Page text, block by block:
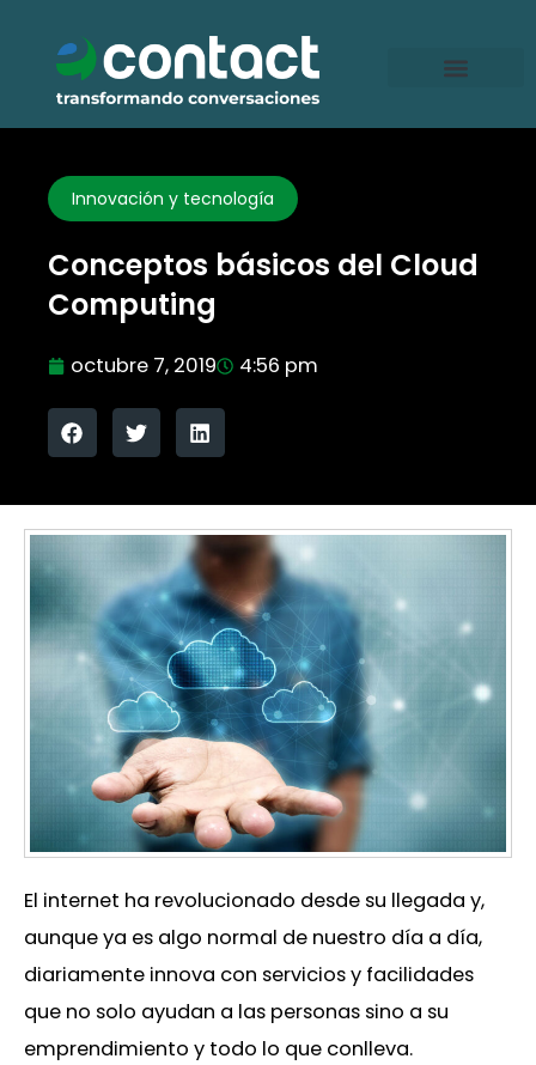
contenido
Innovación y tecnología
Conceptos básicos del Cloud
Computing
octubre 7, 2019 4:56 pm
El internet ha revolucionado desde su llegada y,
aunque ya es algo normal de nuestro día a día,
diariamente innova con servicios y facilidades
que no solo ayudan a las personas sino a su
emprendimiento y todo lo que conlleva.